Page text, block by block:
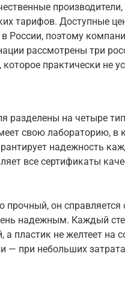
тарифов. Доступные
России, поэтому
рассмотрены три
практически не
разделены на четыре
свою лабораторию, в
надежность
все сертификаты
прочный, он
надежным. Каждый
а пластик не желтеет на
— при небольших